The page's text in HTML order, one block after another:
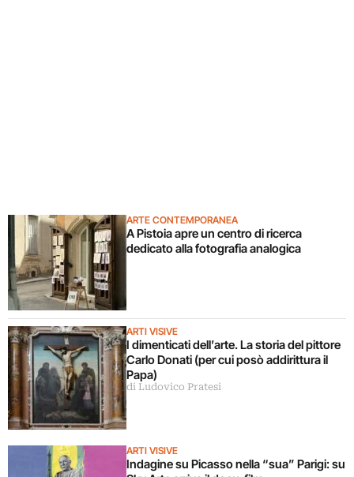
ARTE CONTEMPORANEA
A Pistoia apre un centro di ricerca
dedicato alla fotografia analogica
ARTI VISIVE
I dimenticati dell’arte. La storia del pittore
Carlo Donati (per cui posò addirittura il
Papa)
di Ludovico Pratesi
ARTI VISIVE
Indagine su Picasso nella “sua” Parigi: su